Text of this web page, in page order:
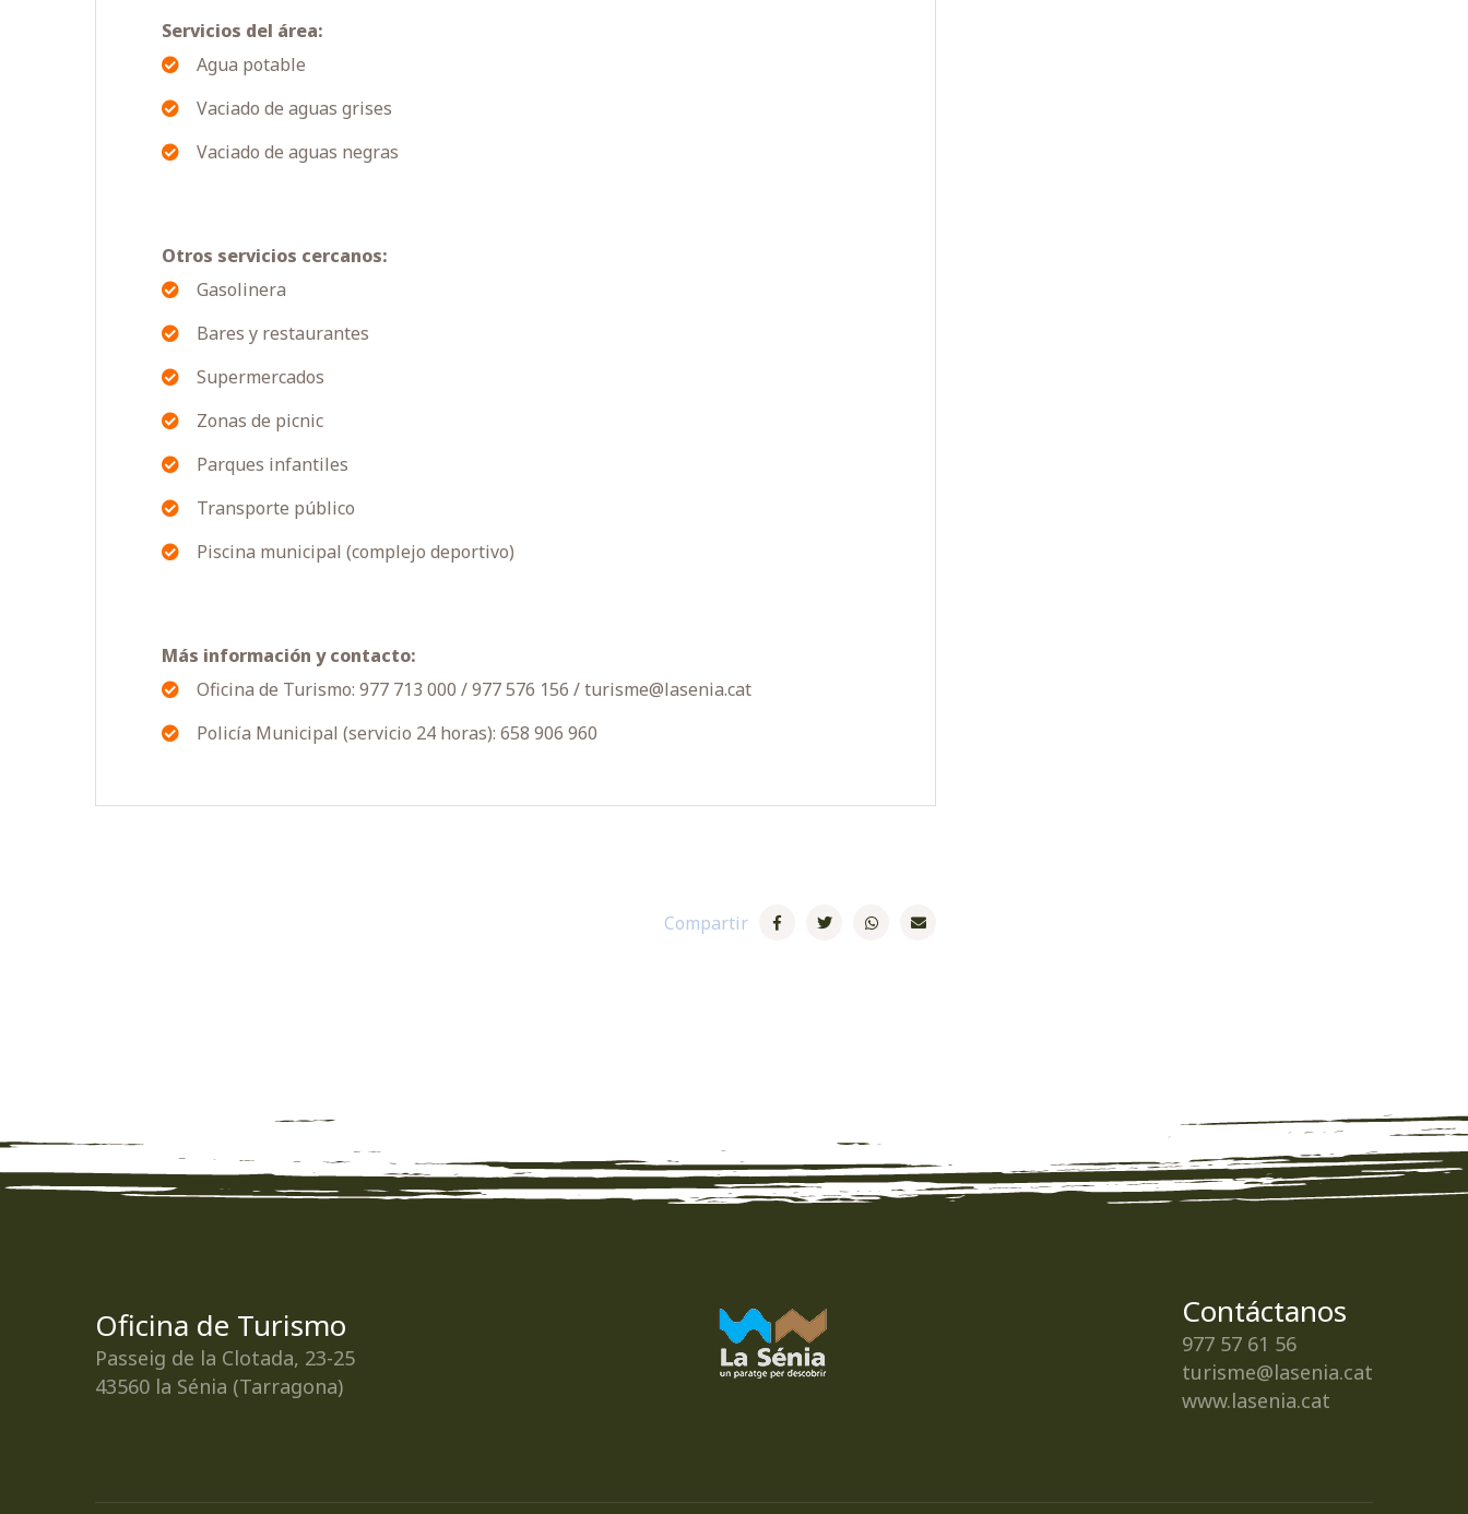
Servicios del área:
Agua potable
Vaciado de aguas grises
Vaciado de aguas negras
Otros servicios cercanos:
Gasolinera
Bares y restaurantes
Supermercados
Zonas de picnic
Parques infantiles
Transporte público
Piscina municipal (complejo deportivo)
Más información y contacto:
Oficina de Turismo: 977 713 000 / 977 576 156 / turisme@lasenia.cat
Policía Municipal (servicio 24 horas): 658 906 960
Compartir
Oficina de Turismo
Passeig de la Clotada, 23-25
43560 la Sénia (Tarragona)
Contáctanos
977 57 61 56
turisme@lasenia.cat
www.lasenia.cat